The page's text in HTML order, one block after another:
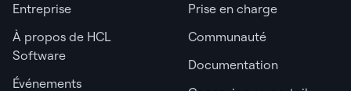
Entreprise
À propos de HCL
Software
Événements
Prise en charge
Communauté
Documentation